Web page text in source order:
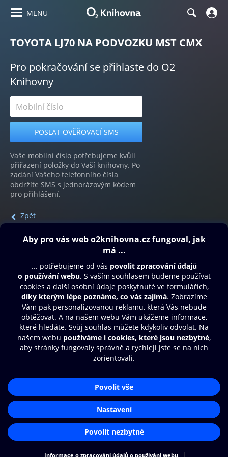
MENU
TOYOTA LJ70 NA PODVOZKU MST CMX
Pro pokračování se přihlaste do O2
Knihovny
Vaše mobilní číslo potřebujeme kvůli
přiřazení položky do Vaší knihovny. Po
zadání Vašeho telefonního čísla
obdržíte SMS s jednorázovým kódem
pro přihlášení.
Zpět
Obsah ke stažení
Moje O2 Knihovna
Další zábava
© O2 Czech Republic a.s.
Přístupnost
Zásady zpracování osobních údajů
Nastavení cookies
Aplikace O2 Knihovna
Čti a poslouchej své e-knihy a
audioknihy rychleji a pohodlněji.